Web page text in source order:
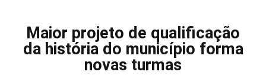
Maior projeto de qualificação
da história do município forma
novas turmas